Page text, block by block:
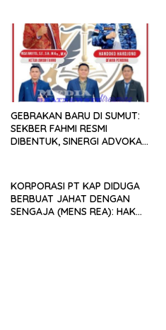
GEBRAKAN BARU DI SUMUT:
SEKBER FAHMI RESMI
DIBENTUK, SINERGI ADVOKAT
HUT RI KE-81
KORPORASI PT KAP DIDUGA
BERBUAT JAHAT DENGAN
SENGAJA (MENS REA): HAK